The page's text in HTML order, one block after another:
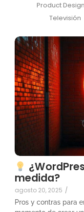
Product Design
Televisión
medida?
agosto 20, 2025 /
Pros y contras para